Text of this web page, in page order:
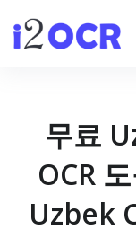
무료
OCR
Uzbek